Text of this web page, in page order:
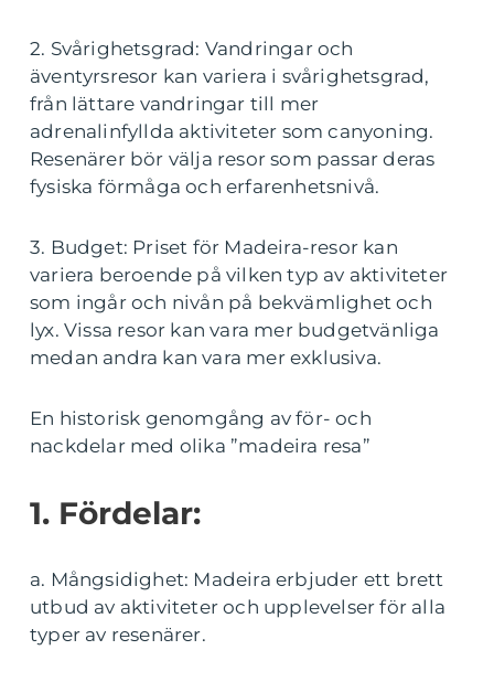
2. Svårighetsgrad: Vandringar och
äventyrsresor kan variera i svårighetsgrad,
från lättare vandringar till mer
adrenalinfyllda aktiviteter som canyoning.
Resenärer bör välja resor som passar deras
fysiska förmåga och erfarenhetsnivå.
3. Budget: Priset för Madeira-resor kan
variera beroende på vilken typ av aktiviteter
som ingår och nivån på bekvämlighet och
lyx. Vissa resor kan vara mer budgetvänliga
medan andra kan vara mer exklusiva.
En historisk genomgång av för- och
nackdelar med olika ”madeira resa”
1. Fördelar:
a. Mångsidighet: Madeira erbjuder ett brett
utbud av aktiviteter och upplevelser för alla
typer av resenärer.